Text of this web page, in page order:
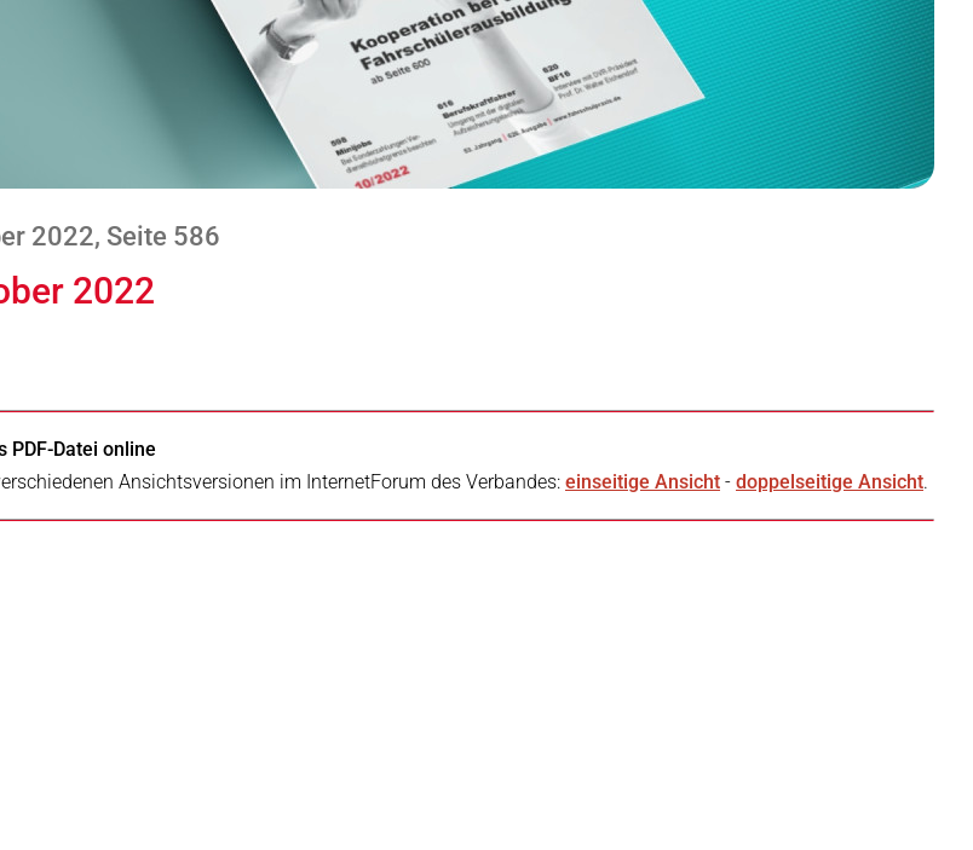
2022, Seite 586
2022
PDF-Datei online
Ansichtsversionen im InternetForum des Verbandes: einseitige Ansicht - doppelseitige Ansicht.